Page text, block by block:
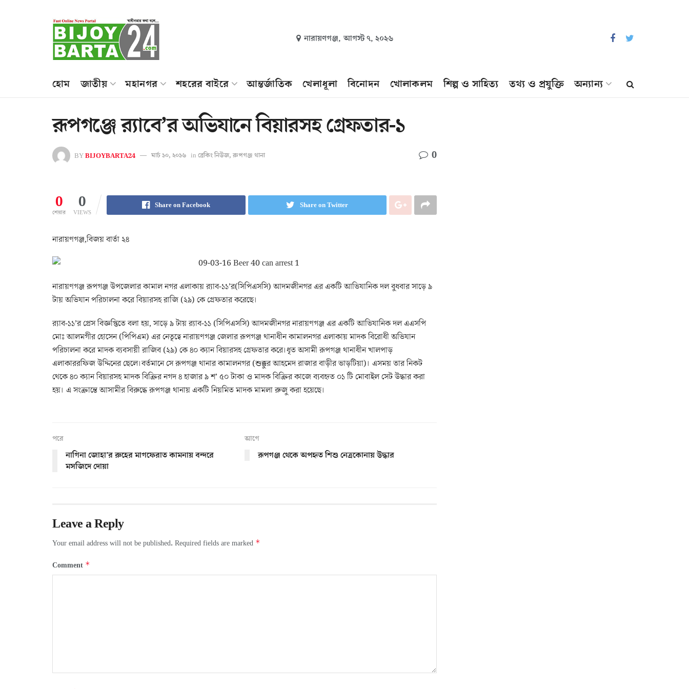
নারায়ণগঞ্জ, আগস্ট ৭, ২০২৬
হোম জাতীয় মহানগর শহরের বাইরে আন্তর্জাতিক খেলাধূলা বিনোদন খোলাকলম শিল্প ও সাহিত্য তথ্য ও প্রযুক্তি অন্যান্য
রূপগঞ্জে র‌্যাবে’র অভিযানে বিয়ারসহ গ্রেফতার-১
BYBIJOYBARTA24 মার্চ ১০, ২০১৬ in ব্রেকিং নিউজ, রুপগঞ্জ থানা 0
0
শেয়ার
0
VIEWS
Share on Facebook Share on Twitter
নারায়ণগঞ্জ,বিজয় বার্তা ২৪
নারায়ণগঞ্জ রূপগঞ্জ উপজেলার কামাল নগর এলাকায় র‌্যাব-১১’র(সিপিএসসি) আদমজীনগর এর একটি আভিযানিক দল বুধবার সাড়ে ৯
টায় অভিযান পরিচালনা করে বিয়ারসহ রাজি (২৯) কে গ্রেফতার করেছে।
র‌্যাব-১১’র প্রেস বিজ্ঞপ্তিতে বলা হয়, সাড়ে ৯ টায় র‌্যাব-১১ (সিপিএসসি) আদমজীনগর নারায়ণগঞ্জ এর একটি আভিযানিক দল এএসপি
মোঃ আলমগীর হোসেন (পিপিএম) এর নেতৃত্বে নারায়ণগঞ্জ জেলার রূপগঞ্জ থানাধীন কামালনগর এলাকায় মাদক বিরোধী অভিযান
পরিচালনা করে মাদক ব্যবসায়ী রাজিব (২৯) কে ৪০ ক্যান বিয়ারসহ গ্রেফতার করে।ধৃত অসামী রূপগঞ্জ থানাধীন খালপাড়
এলাকাররফিজ উদ্দিনের ছেলে।বর্তমানে সে রূপগঞ্জ থানার কামালনগর (শুক্কুর আহমেদ রাজার বাড়ীর ভাড়টিয়া)। এসময় তার নিকট
থেকে ৪০ ক্যান বিয়ারসহ মাদক বিক্রির নগদ ৪ হাজার ৯ শ’ ৫০ টাকা ও মাদক বিক্রির কাজে ব্যবহৃত ০১ টি মোবাইল সেট উদ্ধার করা
হয়। এ সংক্রান্তে আসামীর বিরুদ্ধে রূপগঞ্জ থানায় একটি নিয়মিত মাদক মামলা রুজু করা হয়েছে।
পরে
নাগিনা জোহা’র রুহের মাগফেরাত কামনায় বন্দরে
মসজিদে দোয়া
আগে
রূপগঞ্জ থেকে অপহৃত শিশু নেত্রকোনায় উদ্ধার
Leave a Reply
Your email address will not be published. Required fields are marked *
Comment *